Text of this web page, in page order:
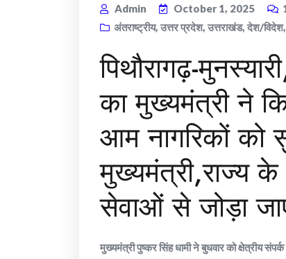
Admin October 1, 2025
अंतराष्ट्रीय, उत्तर प्रदेश, उत्तराखंड, देश/विदेश,
पिथौरागढ़-
का मुख्यमंत्री ने
आम नागरिकों को
मुख्यमंत्री,राज्य के
सेवाओं से जोड़ा
मुख्यमंत्री पुष्कर सिंह धामी ने बुधवार को क्षेत्रीय